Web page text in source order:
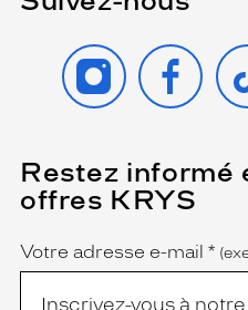
INSTAGRAM
Restez informé
offres KRYS
Name
Votre adresse e-mail *
(Ce
champ
est